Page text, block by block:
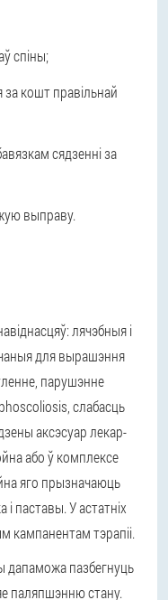
спіны;
кошт правільнай
сядзенні за
выправу.
лячэбныя і
для вырашэння
парушэнне
слабасць
аксэсуар лекар-
або ў комплексе
яго прызначаюць
паставы. У астатніх
тэрапіі.
дапаможа пазбегнуць
паляпшэнню стану.